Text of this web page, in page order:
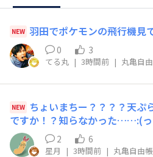
NEW 羽田でポケモンの飛行機見
0 3
てる丸 | 3時間前 | 丸亀自
NEW ちょいまちー？？？？天ぷ
ですか！？知らなかった……:(
っき貰ったんですけど…これか
よ……
2 6
星月 | 3時間前 | 丸亀自由帳